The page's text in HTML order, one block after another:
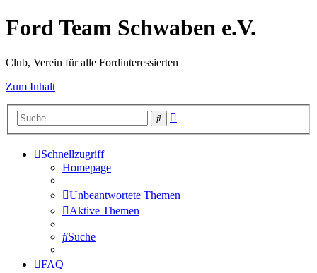
Ford Team Schwaben e.V.
Club, Verein für alle Fordinteressierten
Zum Inhalt
Suche
Schnellzugriff
Homepage
Unbeantwortete Themen
Aktive Themen
Suche
FAQ